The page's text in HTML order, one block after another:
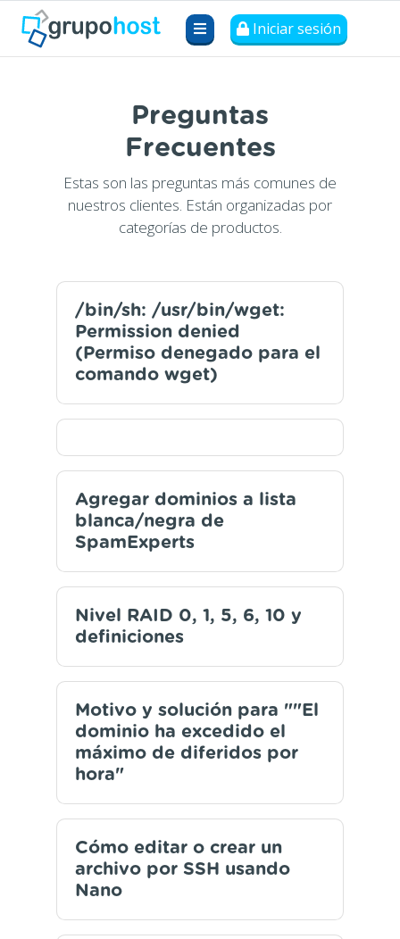
Iniciar sesión
Preguntas
Frecuentes
Estas son las preguntas más comunes de
nuestros clientes. Están organizadas por
categorías de productos.
/bin/sh: /usr/bin/wget:
Permission denied
(Permiso denegado para el
comando wget)
Agregar dominios a lista
blanca/negra de
SpamExperts
Nivel RAID 0, 1, 5, 6, 10 y
definiciones
Motivo y solución para ""El
dominio ha excedido el
máximo de diferidos por
hora"
Cómo editar o crear un
archivo por SSH usando
Nano